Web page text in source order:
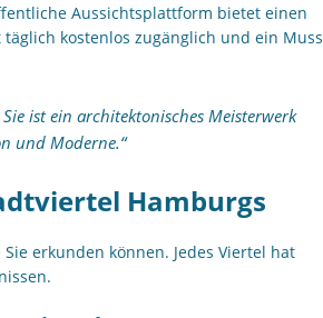
Aussichtsplattform bietet einen
kostenlos zugänglich und ein Muss
ist ein architektonisches Meisterwerk
und Moderne.“
Hamburgs
erkunden können. Jedes Viertel hat